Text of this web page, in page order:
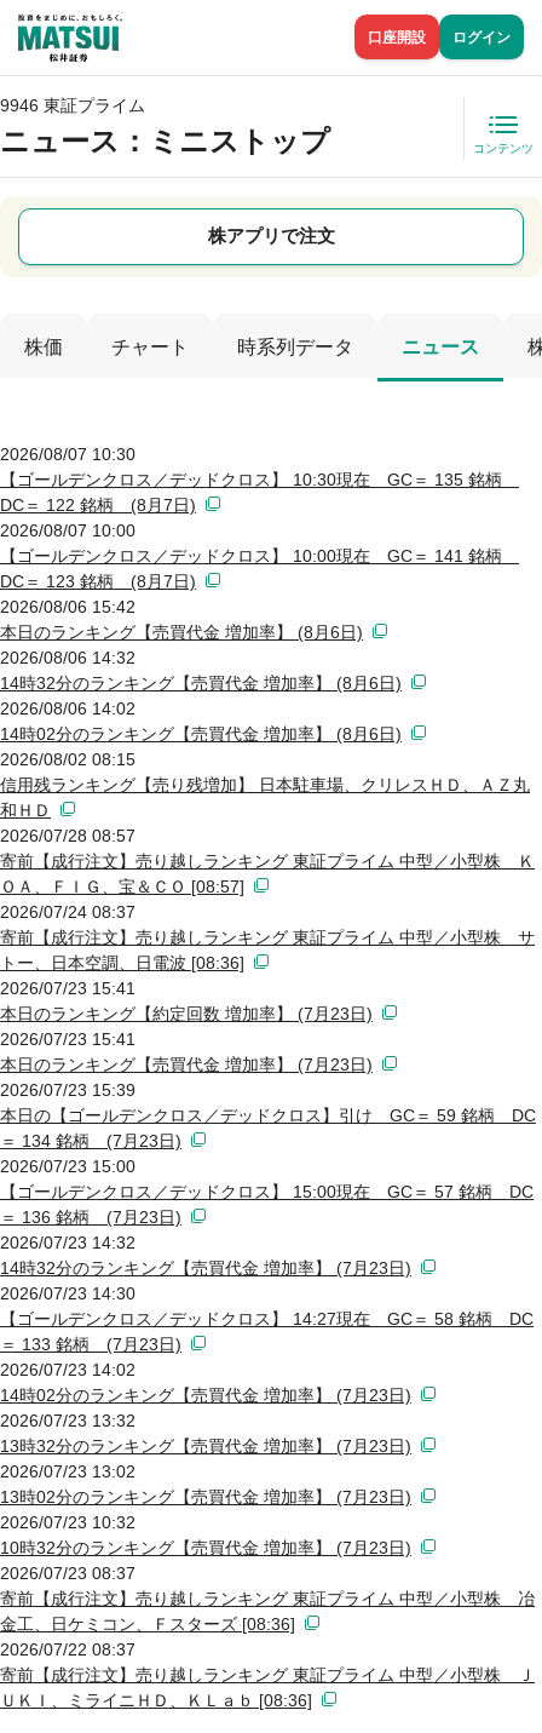
口座開設 ログイン
9946 東証プライム
ニュース ：ミニストップ コンテンツ
株アプリで注文
株価 チャート 時系列データ ニュース
2026/08/07 10:30
【ゴールデンクロス／デッドクロス】 10:30現在 GC＝ 135 銘柄
DC＝ 122 銘柄 (8月7日)
2026/08/07 10:00
【ゴールデンクロス／デッドクロス】 10:00現在 GC＝ 141 銘柄
DC＝ 123 銘柄 (8月7日)
2026/08/06 15:42
本日のランキング【売買代金 増加率】 (8月6日)
2026/08/06 14:32
14時32分のランキング【売買代金 増加率】 (8月6日)
2026/08/06 14:02
14時02分のランキング【売買代金 増加率】 (8月6日)
2026/08/02 08:15
信用残ランキング【売り残増加】 日本駐車場、クリレスＨＤ、ＡＺ丸
和ＨＤ
2026/07/28 08:57
寄前【成行注文】売り越しランキング 東証プライム 中型／小型株 Ｋ
ＯＡ、ＦＩＧ、宝＆ＣＯ [08:57]
2026/07/24 08:37
寄前【成行注文】売り越しランキング 東証プライム 中型／小型株 サ
トー、日本空調、日電波 [08:36]
2026/07/23 15:41
本日のランキング【約定回数 増加率】 (7月23日)
2026/07/23 15:41
本日のランキング【売買代金 増加率】 (7月23日)
2026/07/23 15:39
本日の【ゴールデンクロス／デッドクロス】引け GC＝ 59 銘柄 DC
＝ 134 銘柄 (7月23日)
2026/07/23 15:00
【ゴールデンクロス／デッドクロス】 15:00現在 GC＝ 57 銘柄 DC
＝ 136 銘柄 (7月23日)
2026/07/23 14:32
14時32分のランキング【売買代金 増加率】 (7月23日)
2026/07/23 14:30
【ゴールデンクロス／デッドクロス】 14:27現在 GC＝ 58 銘柄 DC
＝ 133 銘柄 (7月23日)
2026/07/23 14:02
14時02分のランキング【売買代金 増加率】 (7月23日)
2026/07/23 13:32
13時32分のランキング【売買代金 増加率】 (7月23日)
2026/07/23 13:02
13時02分のランキング【売買代金 増加率】 (7月23日)
2026/07/23 10:32
10時32分のランキング【売買代金 増加率】 (7月23日)
2026/07/23 08:37
寄前【成行注文】売り越しランキング 東証プライム 中型／小型株 冶
金工、日ケミコン、Ｆスターズ [08:36]
2026/07/22 08:37
寄前【成行注文】売り越しランキング 東証プライム 中型／小型株 Ｊ
ＵＫＩ、ミライニＨＤ、ＫＬａｂ [08:36]